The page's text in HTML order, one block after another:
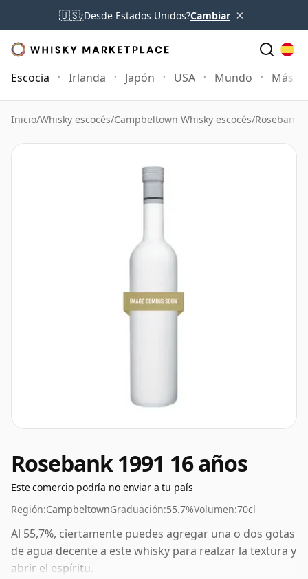
🇺🇸¿Desde Estados Unidos?Cambiar ×
Escocia Irlanda Japón USA Mundo Más
Inicio/Whisky escocés/Campbeltown Whisky escocés/Rosebank
Rosebank 1991 16 años
Este comercio podría no enviar a tu país
Región:CampbeltownGraduación:55.7%Volumen:70cl
Al 55,7%, ciertamente puedes agregar una o dos gotas
de agua decente a este whisky para realzar la textura y
abrir el espíritu.